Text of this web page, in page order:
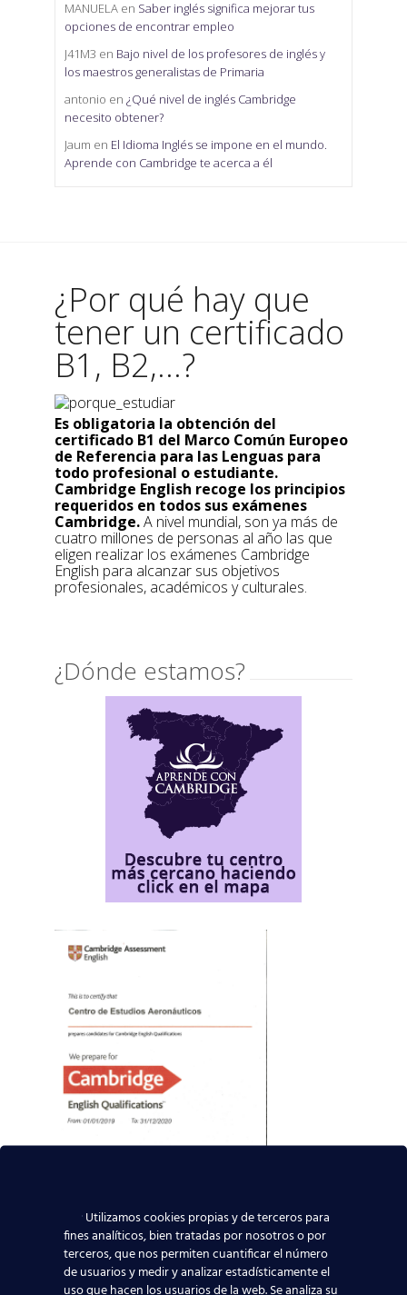
MANUELA en Saber inglés significa mejorar tus
opciones de encontrar empleo
J41M3 en Bajo nivel de los profesores de inglés y
los maestros generalistas de Primaria
antonio en ¿Qué nivel de inglés Cambridge
necesito obtener?
Jaum en El Idioma Inglés se impone en el mundo.
Aprende con Cambridge te acerca a él
¿Por qué hay que
tener un certificado
B1, B2,...?
Es obligatoria la obtención del
certificado B1 del Marco Común Europeo
de Referencia para las Lenguas para
todo profesional o estudiante.
Cambridge English recoge los principios
requeridos en todos sus exámenes
Cambridge.A nivel mundial, son ya más de
cuatro millones de personas al año las que
eligen realizar los exámenes Cambridge
English para alcanzar sus objetivos
profesionales, académicos y culturales.
¿Dónde estamos?
Utilizamos cookies propias y de terceros para
fines analíticos, bien tratadas por nosotros o por
terceros, que nos permiten cuantificar el número
de usuarios y medir y analizar estadísticamente el
uso que hacen los usuarios de la web. Se analiza su